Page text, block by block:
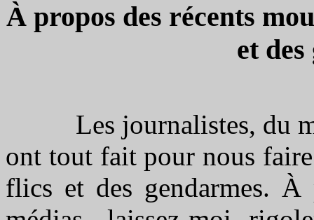
À propos des récents
et
Les journalistes, du
ont tout fait pour nous
flics et des gendarmes.